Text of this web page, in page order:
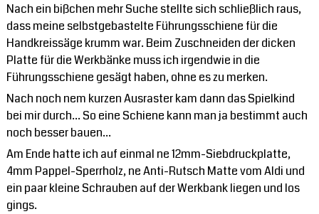
Nach ein bißchen mehr Suche stellte sich schließlich raus,
dass meine selbstgebastelte Führungsschiene für die
Handkreissäge krumm war. Beim Zuschneiden der dicken
Platte für die Werkbänke muss ich irgendwie in die
Führungsschiene gesägt haben, ohne es zu merken.
Nach noch nem kurzen Ausraster kam dann das Spielkind
bei mir durch… So eine Schiene kann man ja bestimmt auch
noch besser bauen…
Am Ende hatte ich auf einmal ne 12mm-Siebdruckplatte,
4mm Pappel-Sperrholz, ne Anti-Rutsch Matte vom Aldi und
ein paar kleine Schrauben auf der Werkbank liegen und los
gings.